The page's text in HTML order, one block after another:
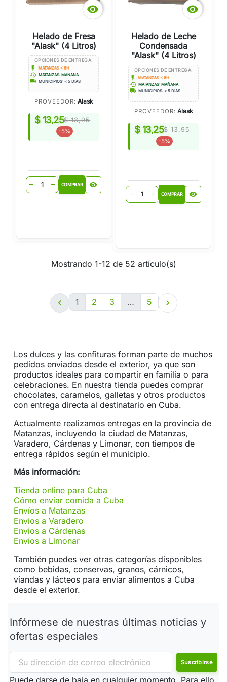

Helado de Fresa
"Alask" (4 Litros)
OPCIONES DE ENTREGA:
flash_on MATANZAS < 6H
history MATANZAS: MAÑANA
local_shipping MUNICIPIOS: < 5 DÍAS
PROVEEDOR: Alask
$ 13,25$ 13,95
-5%
remove add COMPRAR visibility

Helado de Leche
Condensada
"Alask" (4 Litros)
OPCIONES DE ENTREGA:
flash_on MATANZAS < 6H
history MATANZAS: MAÑANA
local_shipping MUNICIPIOS: < 5 DÍAS
PROVEEDOR: Alask
$ 13,25$ 13,95
-5%
remove add COMPRAR visibility
Mostrando 1-12 de 52 artículo(s)
 1 2 3 … 5 
Los dulces y las confituras forman parte de muchos
pedidos enviados desde el exterior, ya que son
productos ideales para compartir en familia o para
celebraciones. En nuestra tienda puedes comprar
chocolates, caramelos, galletas y otros productos
con entrega directa al destinatario en Cuba.
Actualmente realizamos entregas en la provincia de
Matanzas, incluyendo la ciudad de Matanzas,
Varadero, Cárdenas y Limonar, con tiempos de
entrega rápidos según el municipio.
Más información:
Tienda online para Cuba
Cómo enviar comida a Cuba
Envíos a Matanzas
Envíos a Varadero
Envíos a Cárdenas
Envíos a Limonar
También puedes ver otras categorías disponibles
como bebidas, conservas, granos, cárnicos,
viandas y lácteos para enviar alimentos a Cuba
desde el exterior.
Infórmese de nuestras últimas noticias y
ofertas especiales